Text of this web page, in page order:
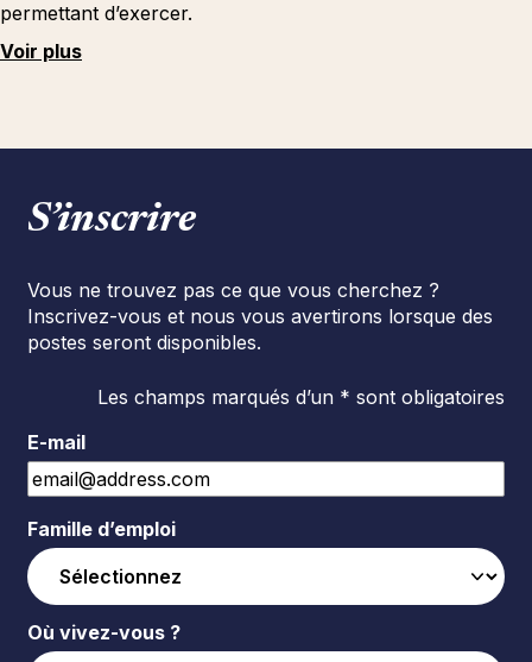
permettant d’exercer.
Voir plus
S’inscrire
Vous ne trouvez pas ce que vous cherchez ?
Inscrivez-vous et nous vous avertirons lorsque des
postes seront disponibles.
Les champs marqués d’un * sont obligatoires
E-mail
Famille d’emploi
Où vivez-vous ?